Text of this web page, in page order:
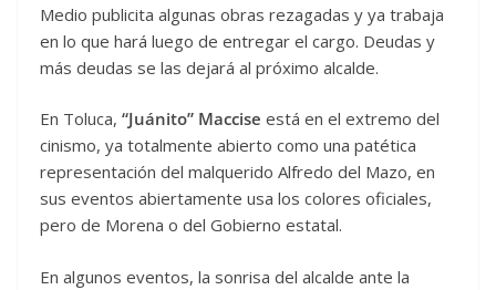
Medio publicita algunas obras rezagadas y ya trabaja
en lo que hará luego de entregar el cargo. Deudas y
más deudas se las dejará al próximo alcalde.
En Toluca, “Juánito” Maccise está en el extremo del
cinismo, ya totalmente abierto como una patética
representación del malquerido Alfredo del Mazo, en
sus eventos abiertamente usa los colores oficiales,
pero de Morena o del Gobierno estatal.
En algunos eventos, la sonrisa del alcalde ante la